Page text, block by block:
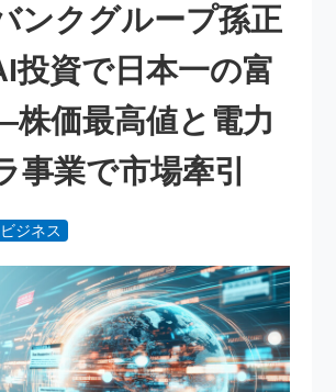
ンクグループ孫正
投資で日本一の富
価最高値と電力
事業で市場牽引
ビジネス